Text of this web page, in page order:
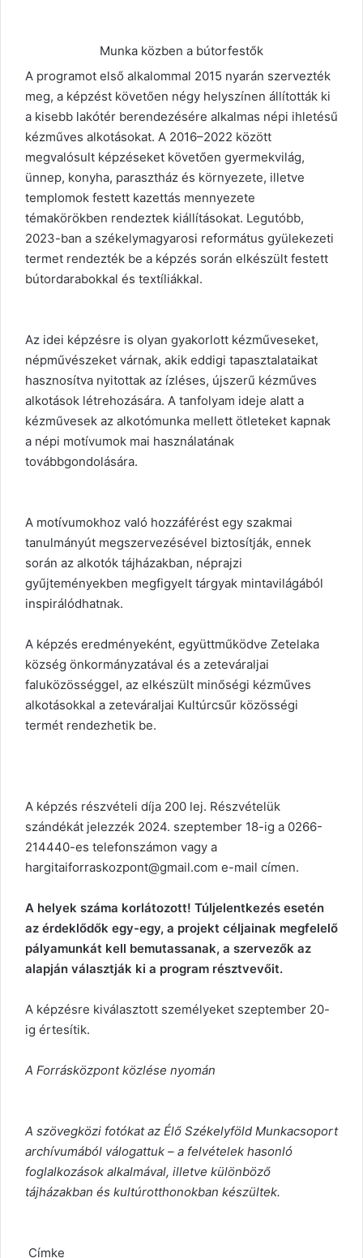
Munka közben a bútorfestők
A programot első alkalommal 2015 nyarán szervezték
meg, a képzést követően négy helyszínen állították ki
a kisebb lakótér berendezésére alkalmas népi ihletésű
kézműves alkotásokat. A 2016–2022 között
megvalósult képzéseket követően gyermekvilág,
ünnep, konyha, parasztház és környezete, illetve
templomok festett kazettás mennyezete
témakörökben rendeztek kiállításokat. Legutóbb,
2023-ban a székelymagyarosi református gyülekezeti
termet rendezték be a képzés során elkészült festett
bútordarabokkal és textíliákkal.
Az idei képzésre is olyan gyakorlott kézműveseket,
népművészeket várnak, akik eddigi tapasztalataikat
hasznosítva nyitottak az ízléses, újszerű kézműves
alkotások létrehozására. A tanfolyam ideje alatt a
kézművesek az alkotómunka mellett ötleteket kapnak
a népi motívumok mai használatának
továbbgondolására.
A motívumokhoz való hozzáférést egy szakmai
tanulmányút megszervezésével biztosítják, ennek
során az alkotók tájházakban, néprajzi
gyűjteményekben megfigyelt tárgyak mintavilágából
inspirálódhatnak.
A képzés eredményeként, együttműködve Zetelaka
község önkormányzatával és a zeteváraljai
faluközösséggel, az elkészült minőségi kézműves
alkotásokkal a zeteváraljai Kultúrcsűr közösségi
termét rendezhetik be.
A képzés részvételi díja 200 lej. Részvételük
szándékát jelezzék 2024. szeptember 18-ig a 0266-
214440-es telefonszámon vagy a
hargitaiforraskozpont@gmail.com e-mail címen.
A helyek száma korlátozott! Túljelentkezés esetén
az érdeklődők egy-egy, a projekt céljainak megfelelő
pályamunkát kell bemutassanak, a szervezők az
alapján választják ki a program résztvevőit.
A képzésre kiválasztott személyeket szeptember 20-
ig értesítik.
A Forrásközpont közlése nyomán
A szövegközi fotókat az Élő Székelyföld Munkacsoport
archívumából válogattuk – a felvételek hasonló
foglalkozások alkalmával, illetve különböző
tájházakban és kultúrotthonokban készültek.
Címke